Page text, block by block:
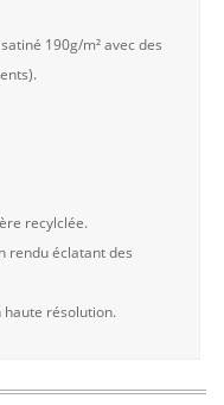
190g/m² avec des
recylclée.
rendu éclatant des
haute résolution.